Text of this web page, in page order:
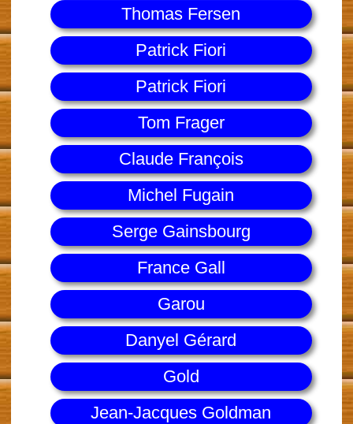
Thomas Fersen
Patrick Fiori
Patrick Fiori
Tom Frager
Claude François
Michel Fugain
Serge Gainsbourg
France Gall
Garou
Danyel Gérard
Gold
Jean-Jacques Goldman